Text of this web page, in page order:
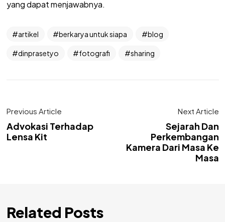
yang dapat menjawabnya.
artikel berkarya untuk siapa blog
dinprasetyo fotografi sharing
Previous Article
Advokasi Terhadap
Lensa Kit
Next Article
Sejarah Dan
Perkembangan
Kamera Dari Masa Ke
Masa
Related Posts